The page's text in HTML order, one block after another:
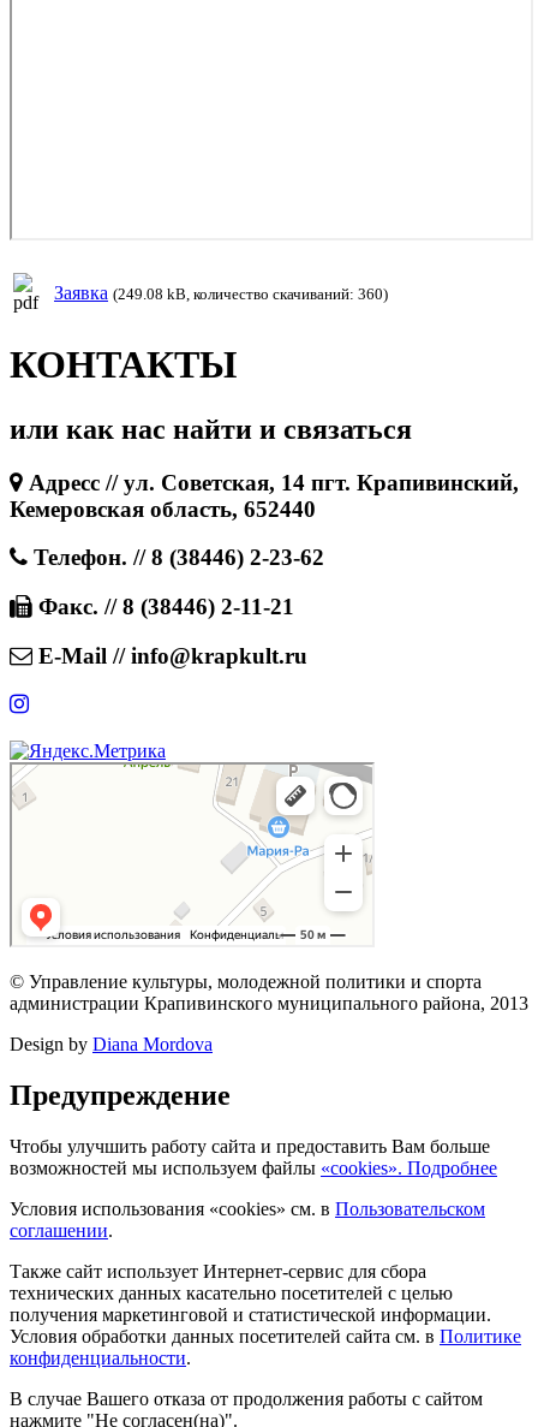
Заявка (249.08 kB, количество скачиваний: 360)
КОНТАКТЫ
или как нас найти и связаться
Адресс // ул. Советская, 14 пгт. Крапивинский,
Кемеровская область, 652440
Телефон. // 8 (38446) 2-23-62
Факс. // 8 (38446) 2-11-21
E-Mail // info@krapkult.ru
© Управление культуры, молодежной политики и спорта
администрации Крапивинского муниципального района, 2013
Design by Diana Mordova
Предупреждение
Чтобы улучшить работу сайта и предоставить Вам больше
возможностей мы используем файлы «cookies». Подробнее
Условия использования «cookies» см. в Пользовательском
соглашении.
Также сайт использует Интернет-сервис для сбора
технических данных касательно посетителей с целью
получения маркетинговой и статистической информации.
Условия обработки данных посетителей сайта см. в Политике
конфиденциальности.
В случае Вашего отказа от продолжения работы с сайтом
нажмите "Не согласен(на)".